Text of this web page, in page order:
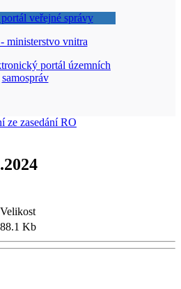
ze zasedání RO
Velikost
88.1 Kb